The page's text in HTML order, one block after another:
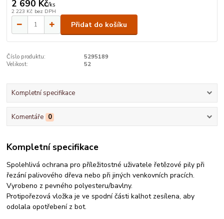
2 690 Kč/ks
2 223 Kč bez DPH
Přidat do košíku
Číslo produktu:
5295189
Velikost:
52
Kompletní specifikace
Komentáře 0
Kompletní specifikace
Spolehlivá ochrana pro příležitostné uživatele řetězové pily při
řezání palivového dřeva nebo při jiných venkovních pracích.
Vyrobeno z pevného polyesteru/bavlny.
Protipořezová vložka je ve spodní části kalhot zesílena, aby
odolala opotřebení z bot.